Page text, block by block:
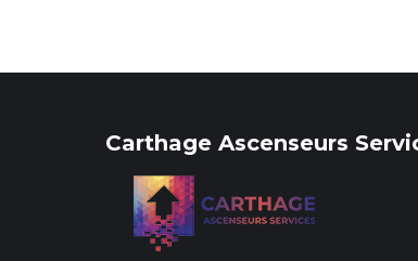
Carthage Ascenseurs